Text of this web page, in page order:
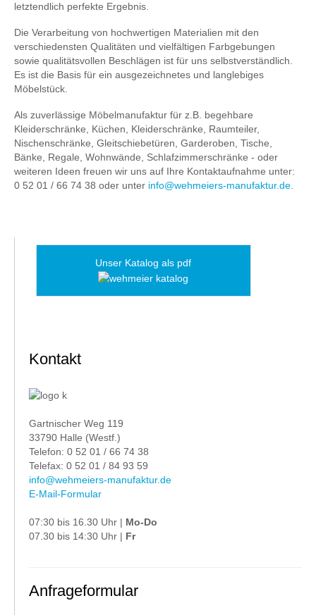
letztendlich perfekte Ergebnis.
Die Verarbeitung von hochwertigen Materialien mit den
verschiedensten Qualitäten und vielfältigen Farbgebungen
sowie qualitätsvollen Beschlägen ist für uns selbstverständlich.
Es ist die Basis für ein ausgezeichnetes und langlebiges
Möbelstück.
Als zuverlässige Möbelmanufaktur für z.B. begehbare
Kleiderschränke, Küchen, Kleiderschränke, Raumteiler,
Nischenschränke, Gleitschiebetüren, Garderoben, Tische,
Bänke, Regale, Wohnwände, Schlafzimmerschränke - oder
weiteren Ideen freuen wir uns auf Ihre Kontaktaufnahme unter:
0 52 01 / 66 74 38 oder unter info@wehmeiers-manufaktur.de.
Unser Katalog als pdf
Kontakt
Gartnischer Weg 119
33790 Halle (Westf.)
Telefon: 0 52 01 / 66 74 38
Telefax: 0 52 01 / 84 93 59
info@wehmeiers-manufaktur.de
E-Mail-Formular
07:30 bis 16.30 Uhr | Mo-Do
07.30 bis 14:30 Uhr | Fr
Anfrageformular